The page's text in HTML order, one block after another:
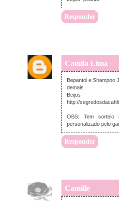
Responder
Camila Lima
Bepantol e Shampoo
demais
Beijos
http://
OBS: Tem
personalizado pelo
Responder
Camille